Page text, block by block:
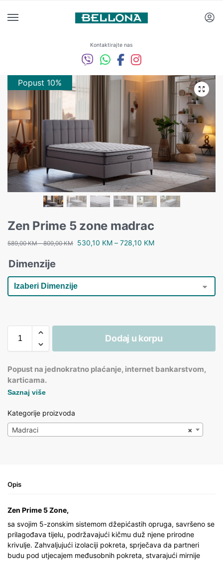
Kontaktirajte nas
Popust 10%
Popust 10%
Zen Prime 5 zone madrac
589,00KM – 809,00KM 530,10 KM – 728,10 KM
Dimenzije
Dodaj u korpu
Popust na jednokratno plaćanje, internet bankarstvom,
karticama.
Saznaj više
Kategorije proizvoda
×
Madraci
Opis
Zen Prime 5 Zone,
sa svojim 5-zonskim sistemom džepićastih opruga, savršeno se
prilagođava tijelu, podržavajući kičmu duž njene prirodne
krivulje. Zahvaljujući izolaciji pokreta, sprječava da partneri
budu pod utjecajem međusobnih pokreta, stvarajući mirnije